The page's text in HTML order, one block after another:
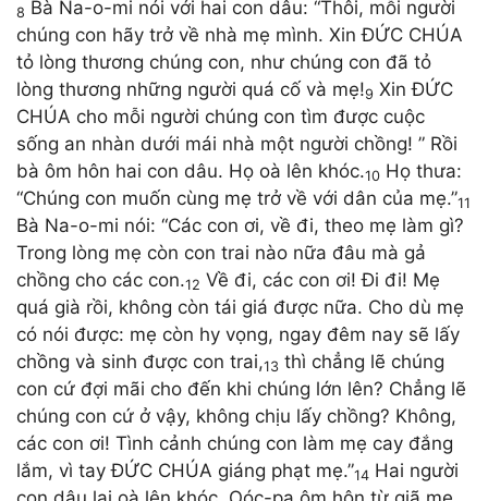
8 Bà Na-o-mi nói với hai con dâu: “Thôi, mỗi người
chúng con hãy trở về nhà mẹ mình. Xin ĐỨC CHÚA
tỏ lòng thương chúng con, như chúng con đã tỏ
lòng thương những người quá cố và mẹ!9 Xin ĐỨC
CHÚA cho mỗi người chúng con tìm được cuộc
sống an nhàn dưới mái nhà một người chồng! ” Rồi
bà ôm hôn hai con dâu. Họ oà lên khóc.10 Họ thưa:
“Chúng con muốn cùng mẹ trở về với dân của mẹ.”11
Bà Na-o-mi nói: “Các con ơi, về đi, theo mẹ làm gì?
Trong lòng mẹ còn con trai nào nữa đâu mà gả
chồng cho các con.12 Về đi, các con ơi! Đi đi! Mẹ
quá già rồi, không còn tái giá được nữa. Cho dù mẹ
có nói được: mẹ còn hy vọng, ngay đêm nay sẽ lấy
chồng và sinh được con trai,13 thì chẳng lẽ chúng
con cứ đợi mãi cho đến khi chúng lớn lên? Chẳng lẽ
chúng con cứ ở vậy, không chịu lấy chồng? Không,
các con ơi! Tình cảnh chúng con làm mẹ cay đắng
lắm, vì tay ĐỨC CHÚA giáng phạt mẹ.”14 Hai người